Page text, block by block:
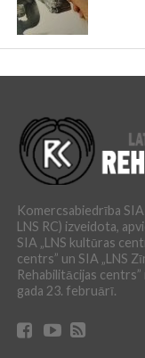
Komercsabiedrība
LNS RC) izveidota,
SIA „LNS kultūras
centrs” un SIA „LNS
Rehabilitācijas
gada 23. februārī.